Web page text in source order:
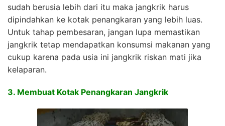
sudah berusia lebih dari itu maka jangkrik harus
dipindahkan ke kotak penangkaran yang lebih luas.
Untuk tahap pembesaran, jangan lupa memastikan
jangkrik tetap mendapatkan konsumsi makanan yang
cukup karena pada usia ini jangkrik riskan mati jika
kelaparan.
3. Membuat Kotak Penangkaran Jangkrik